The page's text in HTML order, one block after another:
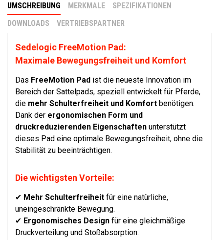
UMSCHREIBUNG MERKMALE
SPEZIFIKATIONEN
DOWNLOADS
VERTRIEBSPARTNER
Sedelogic FreeMotion Pad:
Maximale Bewegungsfreiheit und Komfort
Das FreeMotion Pad ist die neueste Innovation im
Bereich der Sattelpads, speziell entwickelt für Pferde,
die mehr Schulterfreiheit und Komfort benötigen.
Dank der ergonomischen Form und
druckreduzierenden Eigenschaften unterstützt
dieses Pad eine optimale Bewegungsfreiheit, ohne die
Stabilität zu beeinträchtigen.
Die wichtigsten Vorteile:
✔ Mehr Schulterfreiheit für eine natürliche,
uneingeschränkte Bewegung.
✔ Ergonomisches Design für eine gleichmäßige
Druckverteilung und Stoßabsorption.